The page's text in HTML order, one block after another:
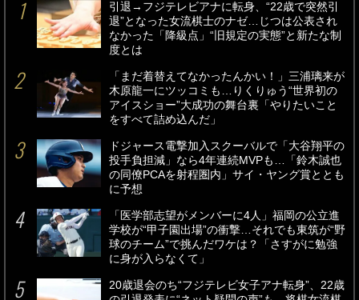
引退→フジテレビアナに転身、“22歳で突然引
退”となった女流棋士のナゼ…じつは公表され
なかった「降級点」“旧規定の実態”と新たな制
度とは
「まだ着替えてなかったんかい！」三浦璃来が
木原龍一にツッコミも…りくりゅう“世界初の
アイスショー”大成功の舞台裏「やりたいこと
をすべて詰め込んだ」
ドジャース電撃加入スクーバルで「大谷翔平の
投手負担減」なら4年連続MVPも…「鈴木誠也
の同僚PCAを射程圏内」サイ・ヤング賞ととも
に予想
「医学部志望がメンバーに4人」福岡の公立進
学校が“甲子園出場”の衝撃…それでも東筑が“野
球のチーム”で挑んだワケは？「さすがに勉強
に身が入らなくて」
20歳退会のち“フジテレビ女子アナ転身”、22歳